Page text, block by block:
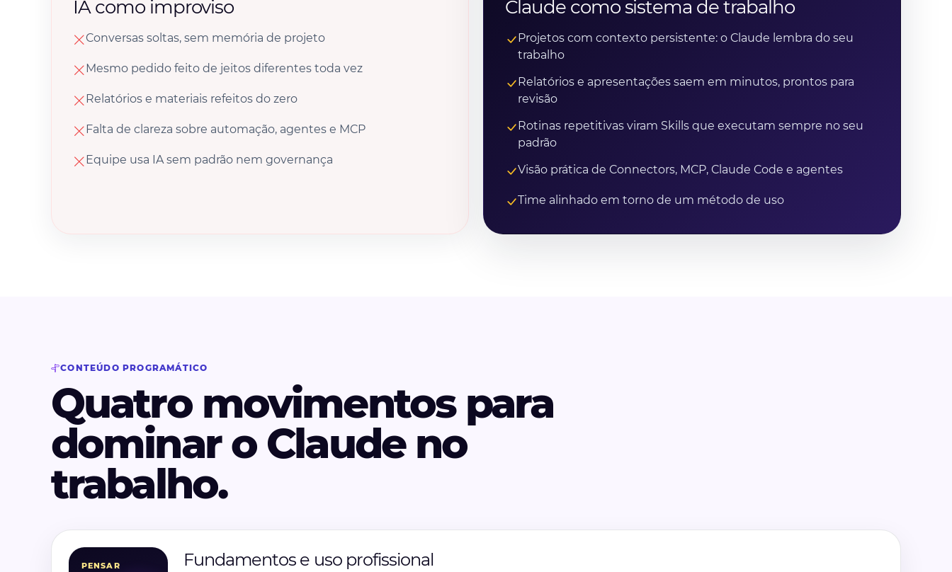
IA como improviso
Conversas soltas, sem memória de projeto
Mesmo pedido feito de jeitos diferentes toda vez
Relatórios e materiais refeitos do zero
Falta de clareza sobre automação, agentes e MCP
Equipe usa IA sem padrão nem governança
Claude como sistema de trabalho
Projetos com contexto persistente: o Claude lembra do seu
trabalho
Relatórios e apresentações saem em minutos, prontos para
revisão
Rotinas repetitivas viram Skills que executam sempre no seu
padrão
Visão prática de Connectors, MCP, Claude Code e agentes
Time alinhado em torno de um método de uso
CONTEÚDO PROGRAMÁTICO
Quatro movimentos para
dominar o Claude no
trabalho.
PENSAR Fundamentos e uso profissional